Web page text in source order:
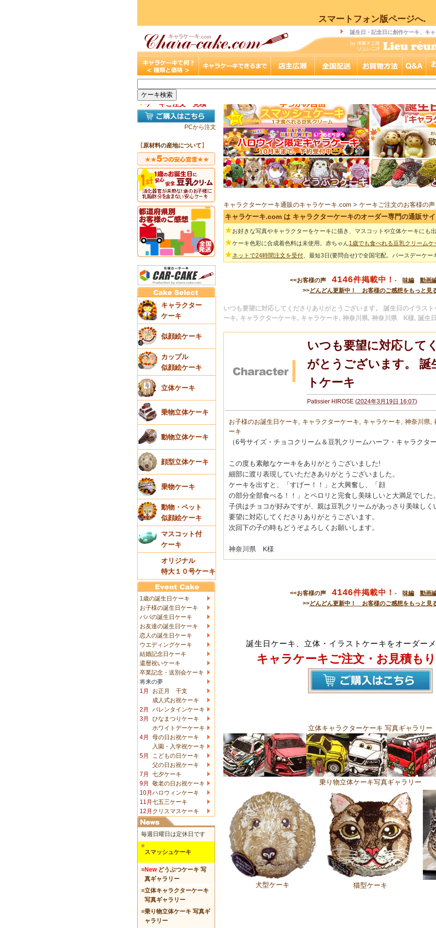
スマートフォン版ページへ.
誕生日・記念日に創作ケーキ、キ
▼ケーキご注文・見積
PCから注文
【原材料の産地について 】
キャラクター
ケーキ
似顔絵ケーキ
カップル
似顔絵ケーキ
立体ケーキ
乗物立体ケーキ
動物立体ケーキ
顔型立体ケーキ
乗物ケーキ
動物・ペット
似顔絵ケーキ
マスコット付
ケーキ
オリジナル
特大１０号ケーキ
1歳の誕生日ケーキ
お子様の誕生日ケーキ
パパの誕生日ケーキ
お友達の誕生日ケーキ
恋人の誕生日ケーキ
ウエディングケーキ
結婚記念日ケーキ
還暦祝いケーキ
卒業記念・送別会ケーキ
将来の夢
1月
お正月 干支
成人式お祝ケーキ
2月
バレンタインケーキ
3月
ひなまつりケーキ
ホワイトデーケーキ
4月
母の日お祝ケーキ
入園・入学祝ケーキ
5月
こどもの日ケーキ
父の日お祝ケーキ
7月
七夕ケーキ
9月
敬老の日お祝ケーキ
10月 ハロウィンケーキ
11月 七五三ケーキ
12月 クリスマスケーキ
毎週日曜日は定休日です
■
スマッシュケーキ
■Newどうぶつケーキ 写
真ギャラリー
■立体キャラクターケーキ
写真ギャラリー
■乗り物立体ケーキ 写真ギ
ャラリー
キャラクターケーキ通販のキャラケーキ.com > ケーキご注文のお客様の声
キャラケーキ.com は キャラクターケーキのオーダー専門の通販サ
★お好きな写真やキャラクターをケーキに描き、マスコットや立体ケーキにも
★ケーキ色彩に合成着色料は未使用。赤ちゃん1歳でも食べれる豆乳クリームケ
★ネットで24時間注文を受付、最短3日(要問合せ)で全国宅配。バースデーケー
<<お客様の声 4146件掲載中！ - 味編
動画
>>どんどん更新中！ お客様のご感想をもっと見
いつも要望に対応してくださりありがとうございます。 誕生日のイラス
ーキ, キャラクターケーキ, キャラケーキ, 神奈川県, 神奈川県 K様, 誕生
いつも要望に対応して
がとうございます。 誕
トケーキ
Patissier HIROSE (2024年3月19日 16:07)
お子様のお誕生日ケーキ キャラクターケーキ キャラケーキ 神奈川県
ーキ
（6号サイズ・チョコクリーム＆豆乳クリームハーフ・キャラクタ
この度も素敵なケーキをありがとうございました!
細部に渡り表現していただきありがとうございました。
ケーキを出すと、「すげー！！」と大興奮し、「顔
の部分全部食べる！！」とペロリと完食し美味しいと大満足でした
子供はチョコが好みですが、親は豆乳クリームがあっさり美味しく
要望に対応してくださりありがとうございます。
次回下の子の時もどうぞよろしくお願いします。
神奈川県 K様
<<お客様の声 4146件掲載中！ - 味編
動画
>>どんどん更新中！ お客様のご感想をもっと見
誕生日ケーキ、立体・イラストケーキをオーダー
キャラケーキご注文・お見積も
立体キャラクターケーキ 写真ギャラリー
乗り物立体ケーキ写真ギャラリー
犬型ケーキ 猫型ケーキ